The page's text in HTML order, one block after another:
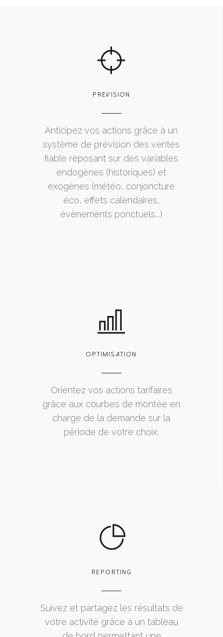
PRÉVISION
Anticipez vos actions grâce à un
système de prévision des ventes
fiable reposant sur des variables
endogènes (historiques) et
exogènes (météo, conjoncture
éco, effets calendaires,
évènements ponctuels...)
OPTIMISATION
Orientez vos actions tarifaires
grâce aux courbes de montée en
charge de la demande sur la
période de votre choix.
REPORTING
Suivez et partagez les résultats de
votre activité grâce à un tableau